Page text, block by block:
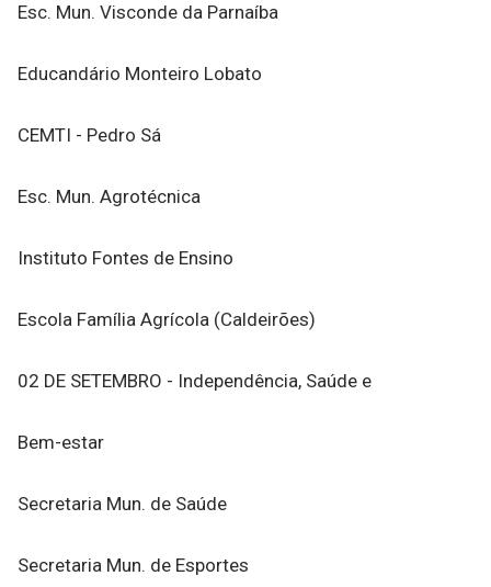
Esc. Mun. Visconde da Parnaíba
Educandário Monteiro Lobato
CEMTI - Pedro Sá
Esc. Mun. Agrotécnica
Instituto Fontes de Ensino
Escola Família Agrícola (Caldeirões)
02 DE SETEMBRO - Independência, Saúde e
Bem-estar
Secretaria Mun. de Saúde
Secretaria Mun. de Esportes